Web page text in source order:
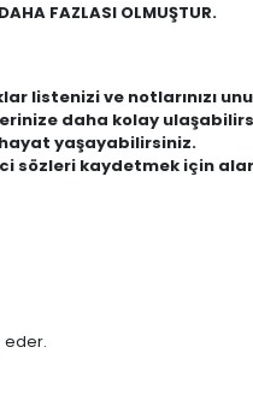
FAZLASI OLMUŞTUR.
listenizi ve notlarınızı
daha kolay
yaşayabilirsiniz.
sözleri kaydetmek için
eder.